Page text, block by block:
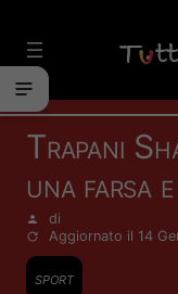
contenuto
Trapani
una farsa
di
Aggiornato il 14
sport